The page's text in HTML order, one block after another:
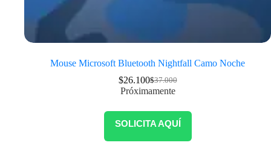
Mouse Microsoft Bluetooth Nightfall Camo Noche
$37.000
$26.100
Próximamente
SOLICITA AQUÍ